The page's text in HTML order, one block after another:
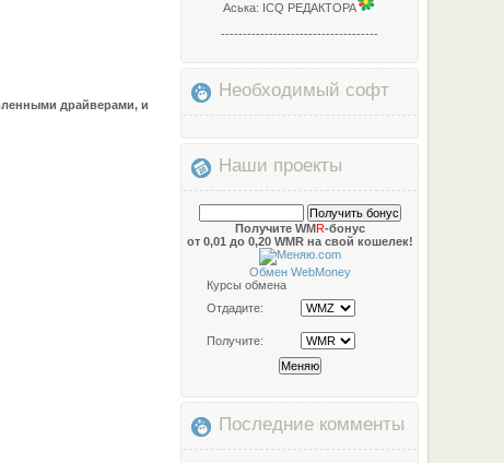
драйверами, и
Аська: ICQ РЕДАКТОРА
------------------------------------
Необходимый софт
Наши проекты
Получите WMR-бонус
от 0,01 до 0,20 WMR на свой кошелек!
Обмен WebMoney
Курсы обмена
Отдадите:
Получите:
Последние комменты